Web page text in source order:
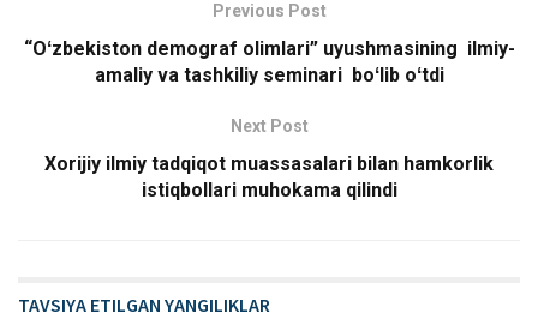
Previous Post
“Oʻzbekiston demograf olimlari” uyushmasining ilmiy-
amaliy va tashkiliy seminari boʻlib oʻtdi
Next Post
Xorijiy ilmiy tadqiqot muassasalari bilan hamkorlik
istiqbollari muhokama qilindi
TAVSIYA ETILGAN YANGILIKLAR